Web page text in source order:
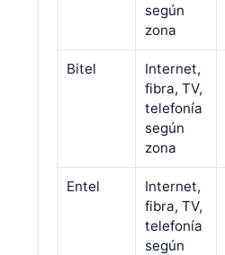
según
zona
Bitel
Internet,
fibra, TV,
telefonía
según
zona
Entel
Internet,
fibra, TV,
telefonía
según